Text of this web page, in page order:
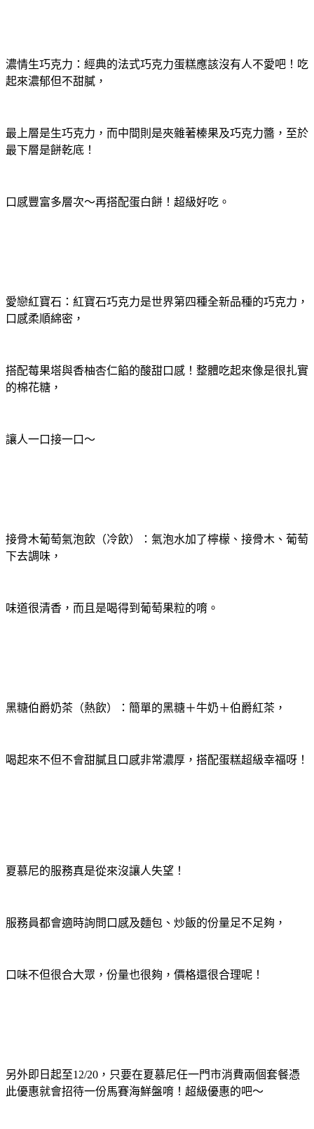
濃情生巧克力：經典的法式巧克力蛋糕應該沒有人不愛吧！吃
起來濃郁但不甜膩，
最上層是生巧克力，而中間則是夾雜著榛果及巧克力醬，至於
最下層是餅乾底！
口感豐富多層次～再搭配蛋白餅！超級好吃。
愛戀紅寶石：紅寶石巧克力是世界第四種全新品種的巧克力，
口感柔順綿密，
搭配莓果塔與香柚杏仁餡的酸甜口感！整體吃起來像是很扎實
的棉花糖，
讓人一口接一口～
接骨木葡萄氣泡飲（冷飲）：氣泡水加了檸檬、接骨木、葡萄
下去調味，
味道很清香，而且是喝得到葡萄果粒的唷。
黑糖伯爵奶茶（熱飲）：簡單的黑糖＋牛奶＋伯爵紅茶，
喝起來不但不會甜膩且口感非常濃厚，搭配蛋糕超級幸福呀！
夏慕尼的服務真是從來沒讓人失望！
服務員都會適時詢問口感及麵包、炒飯的份量足不足夠，
口味不但很合大眾，份量也很夠，價格還很合理呢！
另外即日起至12/20，只要在夏慕尼任一門市消費兩個套餐憑
此優惠就會招待一份馬賽海鮮盤唷！超級優惠的吧～